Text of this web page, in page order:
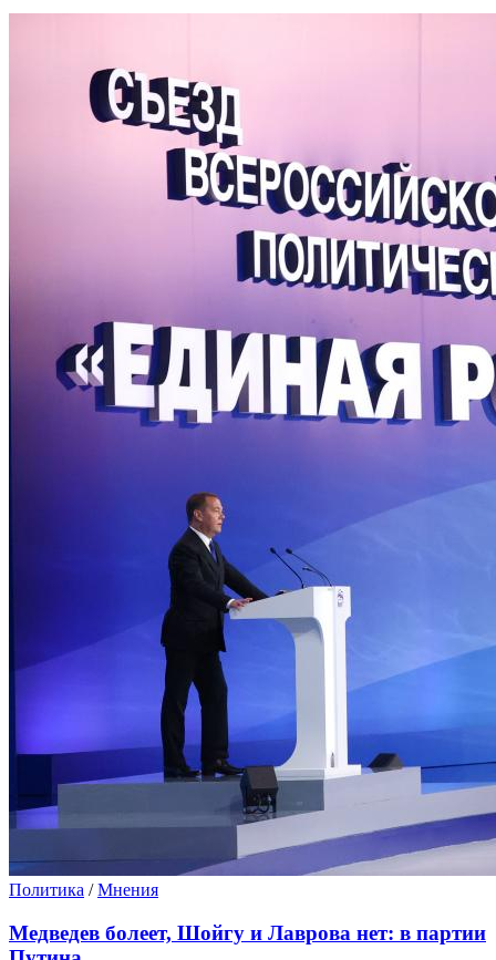
Политика /Мнения
Медведев болеет, Шойгу и Лаврова нет: в партии